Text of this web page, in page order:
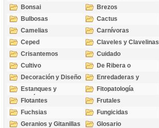
Rododendros
Bonsai
Brezos
Bulbosas
Cactus
Camelias
Carnívoras
Ceped
Claveles y Clavelinas
Crisantemos
Cuidado
Cultivo
De Ribera o
Palustres
Decoración y Diseño
Enredaderas y
cubresuelos
Estanques y
Acuáticas
Fitopatología
Flotantes
Frutales
Fuchsias
Fungicidas
Geranios y Gitanillas
Glosario